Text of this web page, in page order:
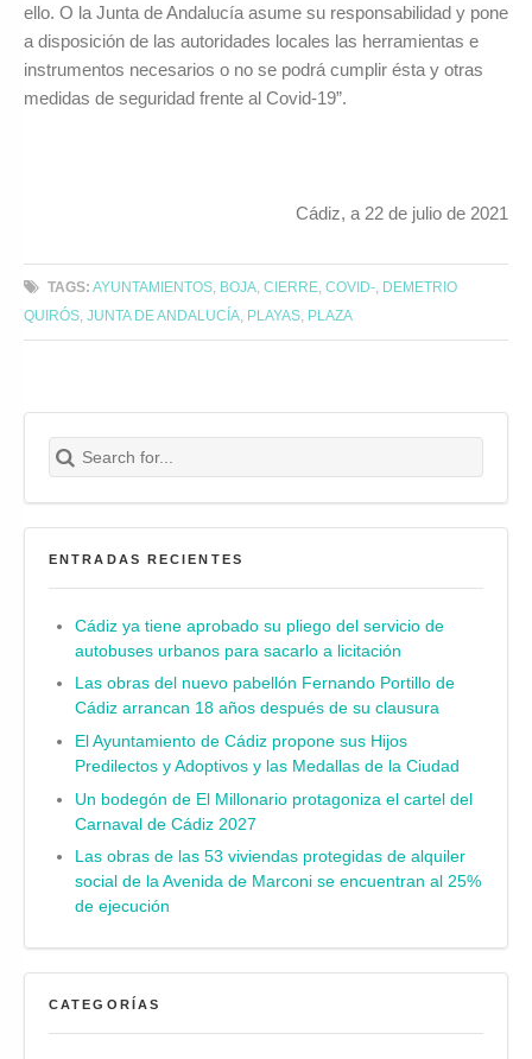
ello. O la Junta de Andalucía asume su responsabilidad y pone
a disposición de las autoridades locales las herramientas e
instrumentos necesarios o no se podrá cumplir ésta y otras
medidas de seguridad frente al Covid-19”.
Cádiz, a 22 de julio de 2021
TAGS: AYUNTAMIENTOS BOJA ,CIERRE ,COVID-
DEMETRIO
QUIRÓS JUNTA DE ANDALUCÍA PLAYAS PLAZA
Search for:
Buscar
ENTRADAS RECIENTES
Cádiz ya tiene aprobado su pliego del servicio de
autobuses urbanos para sacarlo a licitación
Las obras del nuevo pabellón Fernando Portillo de
Cádiz arrancan 18 años después de su clausura
El Ayuntamiento de Cádiz propone sus Hijos
Predilectos y Adoptivos y las Medallas de la Ciudad
Un bodegón de El Millonario protagoniza el cartel del
Carnaval de Cádiz 2027
Las obras de las 53 viviendas protegidas de alquiler
social de la Avenida de Marconi se encuentran al 25%
de ejecución
CATEGORÍAS